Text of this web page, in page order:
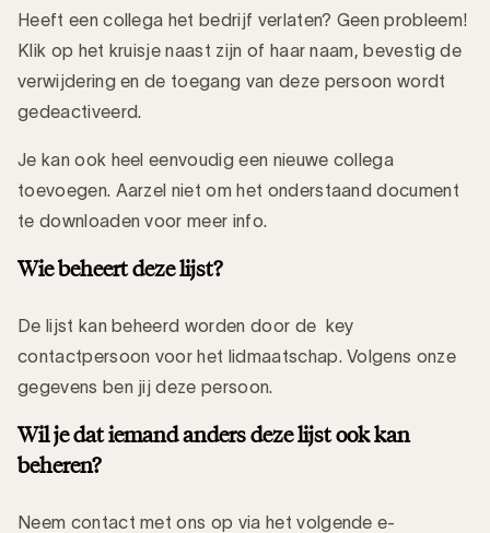
Heeft een collega het bedrijf verlaten? Geen probleem!
Klik op het kruisje naast zijn of haar naam, bevestig de
verwijdering en de toegang van deze persoon wordt
gedeactiveerd.
Je kan ook heel eenvoudig een nieuwe collega
toevoegen. Aarzel niet om het onderstaand document
te downloaden voor meer info.
Wie beheert deze lijst?
De lijst kan beheerd worden door de key
contactpersoon voor het lidmaatschap. Volgens onze
gegevens ben jij deze persoon.
Wil je dat iemand anders deze lijst ook kan
beheren?
Neem contact met ons op via het volgende e-